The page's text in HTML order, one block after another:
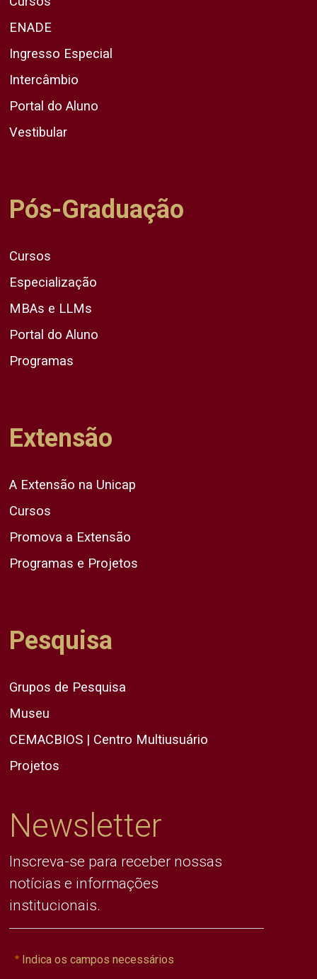
ENADE
Ingresso Especial
Intercâmbio
Portal do Aluno
Vestibular
Pós-Graduação
Cursos
Especialização
MBAs e LLMs
Portal do Aluno
Programas
Extensão
A Extensão na Unicap
Cursos
Promova a Extensão
Programas e Projetos
Pesquisa
Grupos de Pesquisa
Museu
CEMACBIOS | Centro Multiusuário
Projetos
Newsletter
Inscreva-se para receber nossas
notícias e informações
institucionais.
Indica os campos necessários